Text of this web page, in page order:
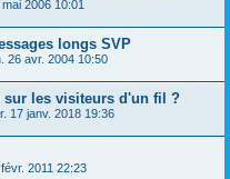
2006 10:01
longs SVP
26 avr. 2004 10:50
sur les visiteurs d'un fil ?
17 janv. 2018 19:36
2011 22:23